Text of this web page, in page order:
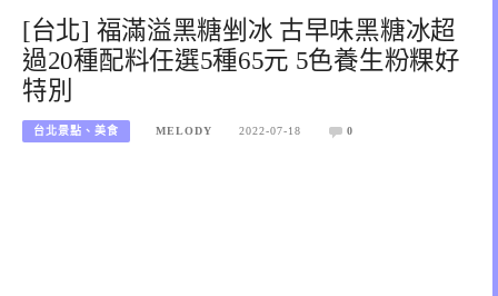
[台北] 福滿溢黑糖剉冰 古早味黑糖冰超
過20種配料任選5種65元 5色養生粉粿好
特別
台北景點、美食 MELODY 2022-07-18 0